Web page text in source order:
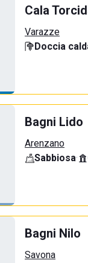
Cala
Varazze
Doccia
Bagni Lido
Arenzano
Sabbiosa·
Bagni Nilo
Savona